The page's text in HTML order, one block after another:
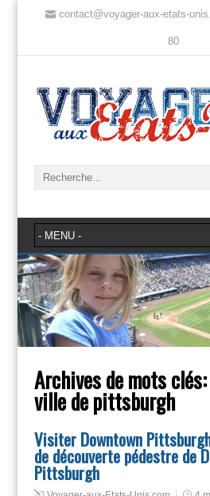
contact@voyager-aux-etats-
80
Archives de mots clés:
ville de pittsburgh
Visiter Downtown
de découverte pédestre de
Pittsburgh